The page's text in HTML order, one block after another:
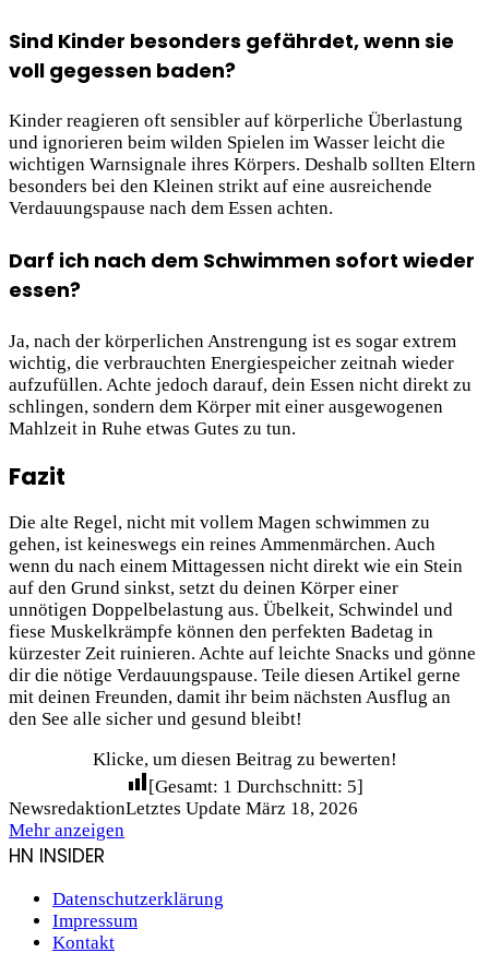
Sind Kinder besonders gefährdet, wenn sie
voll gegessen baden?
Kinder reagieren oft sensibler auf körperliche Überlastung
und ignorieren beim wilden Spielen im Wasser leicht die
wichtigen Warnsignale ihres Körpers. Deshalb sollten Eltern
besonders bei den Kleinen strikt auf eine ausreichende
Verdauungspause nach dem Essen achten.
Darf ich nach dem Schwimmen sofort wieder
essen?
Ja, nach der körperlichen Anstrengung ist es sogar extrem
wichtig, die verbrauchten Energiespeicher zeitnah wieder
aufzufüllen. Achte jedoch darauf, dein Essen nicht direkt zu
schlingen, sondern dem Körper mit einer ausgewogenen
Mahlzeit in Ruhe etwas Gutes zu tun.
Fazit
Die alte Regel, nicht mit vollem Magen schwimmen zu
gehen, ist keineswegs ein reines Ammenmärchen. Auch
wenn du nach einem Mittagessen nicht direkt wie ein Stein
auf den Grund sinkst, setzt du deinen Körper einer
unnötigen Doppelbelastung aus. Übelkeit, Schwindel und
fiese Muskelkrämpfe können den perfekten Badetag in
kürzester Zeit ruinieren. Achte auf leichte Snacks und gönne
dir die nötige Verdauungspause. Teile diesen Artikel gerne
mit deinen Freunden, damit ihr beim nächsten Ausflug an
den See alle sicher und gesund bleibt!
Klicke, um diesen Beitrag zu bewerten!
[Gesamt: 1 Durchschnitt: 5]
NewsredaktionLetztes Update März 18, 2026
Mehr anzeigen
HN INSIDER
Datenschutzerklärung
Impressum
Kontakt